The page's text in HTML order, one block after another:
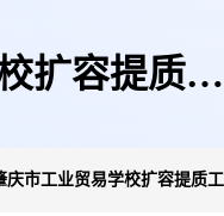
扩容提质工
庆市工业贸易学校扩容提质